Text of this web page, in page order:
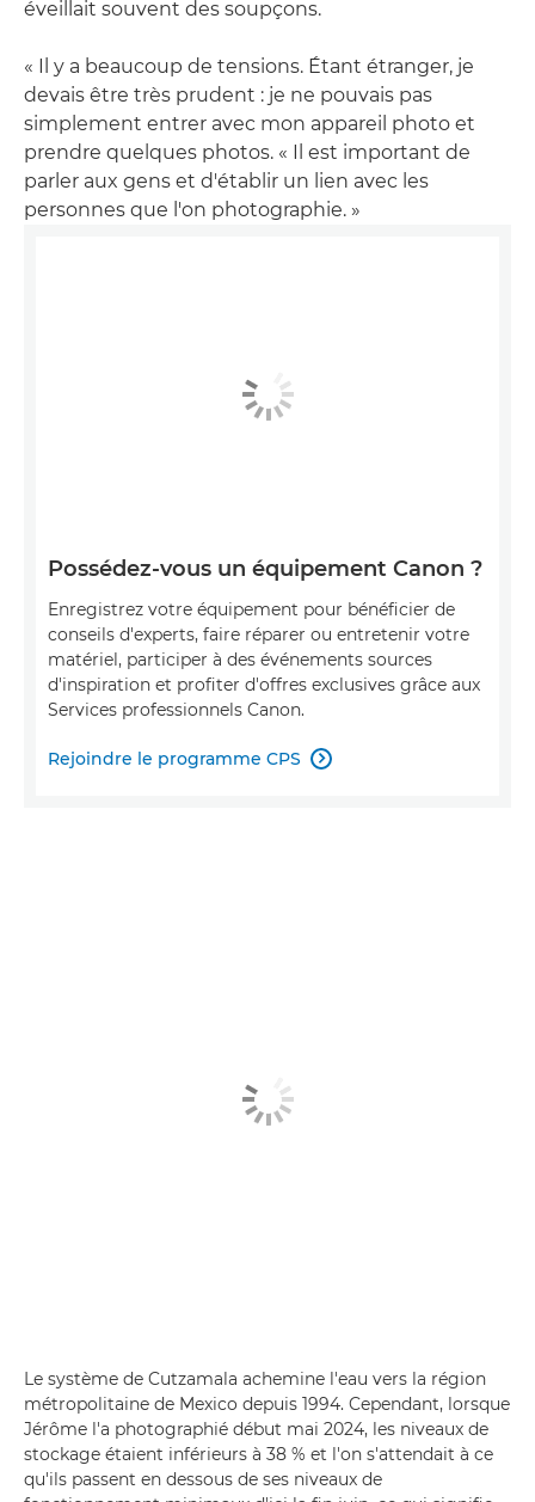
éveillait souvent des soupçons.
« Il y a beaucoup de tensions. Étant étranger, je
devais être très prudent : je ne pouvais pas
simplement entrer avec mon appareil photo et
prendre quelques photos. « Il est important de
parler aux gens et d'établir un lien avec les
personnes que l'on photographie. »
Possédez-vous un équipement Canon ?
Enregistrez votre équipement pour bénéficier de
conseils d'experts, faire réparer ou entretenir votre
matériel, participer à des événements sources
d'inspiration et profiter d'offres exclusives grâce aux
Services professionnels Canon.
Rejoindre le programme CPS 
Le système de Cutzamala achemine l'eau vers la région
métropolitaine de Mexico depuis 1994. Cependant, lorsque
Jérôme l'a photographié début mai 2024, les niveaux de
stockage étaient inférieurs à 38 % et l'on s'attendait à ce
qu'ils passent en dessous de ses niveaux de